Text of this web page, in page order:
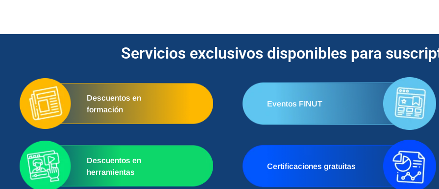
Servicios exclusivos disponibles para
Descuentos en
formación
Eventos FINUT
Descuentos en
herramientas
Certificaciones gratuitas